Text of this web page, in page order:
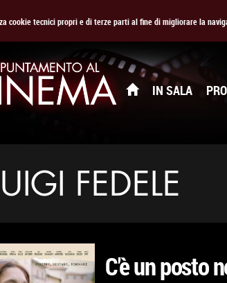
cookie tecnici propri e di terze parti al fine di migliorare la
IN SALA
FEDELE
C'è un posto